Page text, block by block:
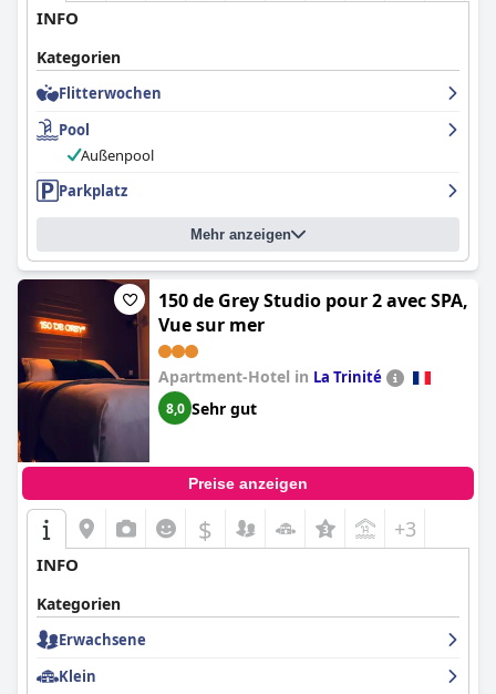
INFO
Kategorien
Flitterwochen
Pool
Außenpool
Parkplatz
Mehr anzeigen
150 de Grey Studio pour 2 avec SPA,
Vue sur mer
Apartment-Hotel in La Trinité
8,0 Sehr gut
Preise anzeigen
$ +3
INFO
Kategorien
Erwachsene
Klein